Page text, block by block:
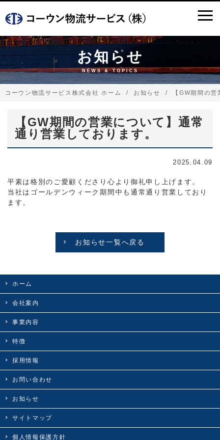
お知らせ
NEWS & TOPICS
コーウン物流サービス株式会社 ホーム お知らせ 【GW期間の
【GW期間の営業について】通常
通り営業しております。
2025.04.09
平素は格別のご愛顧くださり心より御礼申し上げます。
当社はゴールデンウィーク期間中も通常通り営業しており
ます。
お知らせ一覧へ戻る
ホーム
会社案内
事業内容
特徴
採用情報
お問い合わせ
お知らせ
サイトマップ
個人情報保護方針